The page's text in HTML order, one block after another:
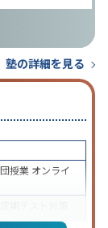
塾の詳細を見る
授業 オンライ
期テスト対策